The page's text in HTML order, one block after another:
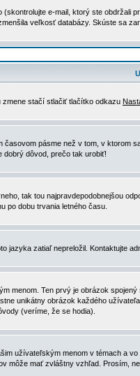
e-mail, ktorý ste
veľkosť databázy. Skúste sa
zmene stačí stlačiť tlačítko odkazu
pásme než v tom, v ktorom
dobrý dôvod, prečo tak urobiť!
tak tou najpravdepodobnejšou
po dobu trvania letného času.
jazyka zatiaľ nepreložil. Kontaktujte
menom. Ten prvý je obrázok
unikátny obrázok každého
(veríme, že se hodia).
užívateľským menom v témach a
môže mať zvláštny vzhľad. Prosím,